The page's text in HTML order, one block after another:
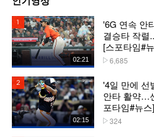
02:21
'6G 연속 안
결승타 작렬
[스포타임#
6,685
02:15
'4일 만에 선
안타 활약…
포타임#뉴스]
324